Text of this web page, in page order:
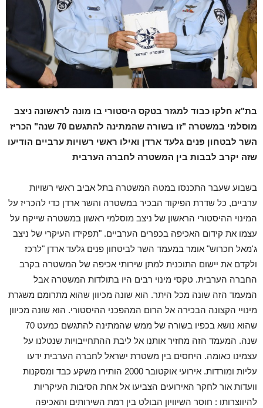
בת"א חלקו כבוד למגזר בטקס היסטורי בו מונה לראשונה ניצב
מוסלמי במשטרה "זו בשורה שהמתינה להתגשם 70 שנה" הכריז
השר לבטחון פנים גלעד ארדן ואילו ראשי רשויות ערביים הודיעו
שזה יקרב לבבות בין המשטרה לחברה הערבית
בשבוע שעבר התכנסו במטה המשטרה בתל אביב ראשי רשויות
ערביים, כל שדרת הפיקוד הבכיר במשטרה והשר ארדן כדי להכריז על
המינוי ההיסטורי הראשון של ניצב מוסלמי ראשון במשטרה שייקח על
עצמו את קידום האכיפה בכפרים הערביים. "תפקידו העיקרי של ניצב
ג'מאל חכרוש" אומר במעמד השר לביטחון פנים גלעד ארדן "לרכז
ולקדם את יישום התוכנית למתן שירותי אכיפה של המשטרה בקרב
החברה הערבית. טקסי מינוי רבים היו בתולדות המשטרה אבל
המעמד הזה שונה מכל היתר. הוא שונה מכיוון שהוא מתרומם משגרת
מינויי הקצונה הבכירה אל הרום המהפכני ההיסטורי. הוא שונה מכיוון
שהוא נושא בכפיו בשורה של ממש שהמתינה להתגשם כמעט 70
שנה. המעמד הזה מחזיר אותנו אל ליבת ההתחייבויות שנטלנו על
עצמינו כאומה. היחסים בין משטרת ישראל לחברה הערבית ידעו
עליות ומורדות. אירועי אוקטובר 2000 הותירו משקע כבד ומסקנות
וועדות אור לחקר האירועים הצביעו אל אחת הסיבות העיקריות
להיווצרותו : חוסר השיוויון הבולט בין רמת השירותים והאכיפה